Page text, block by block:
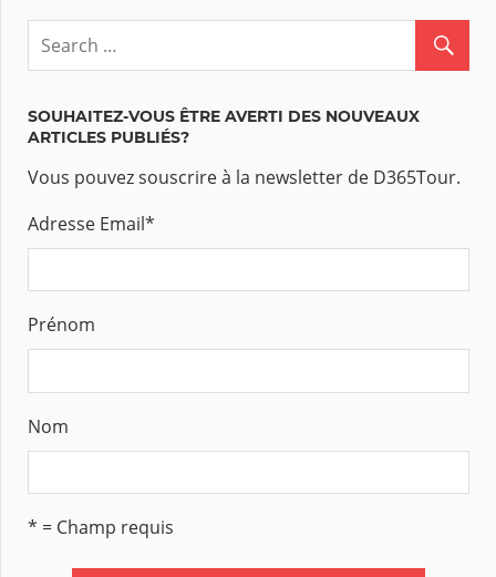
SOUHAITEZ-VOUS ÊTRE AVERTI DES NOUVEAUX
ARTICLES PUBLIÉS?
Vous pouvez souscrire à la newsletter de D365Tour.
Adresse Email*
Prénom
Nom
* = Champ requis